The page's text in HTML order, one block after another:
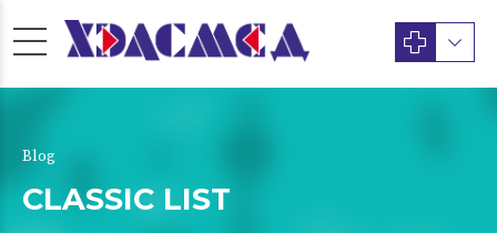
Blog
CLASSIC LIST